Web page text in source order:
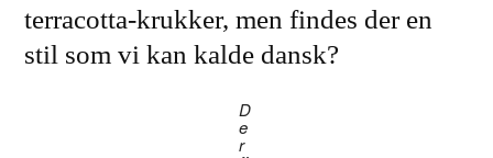
terracotta-krukker, men findes der en
stil som vi kan kalde dansk?
D
e
r